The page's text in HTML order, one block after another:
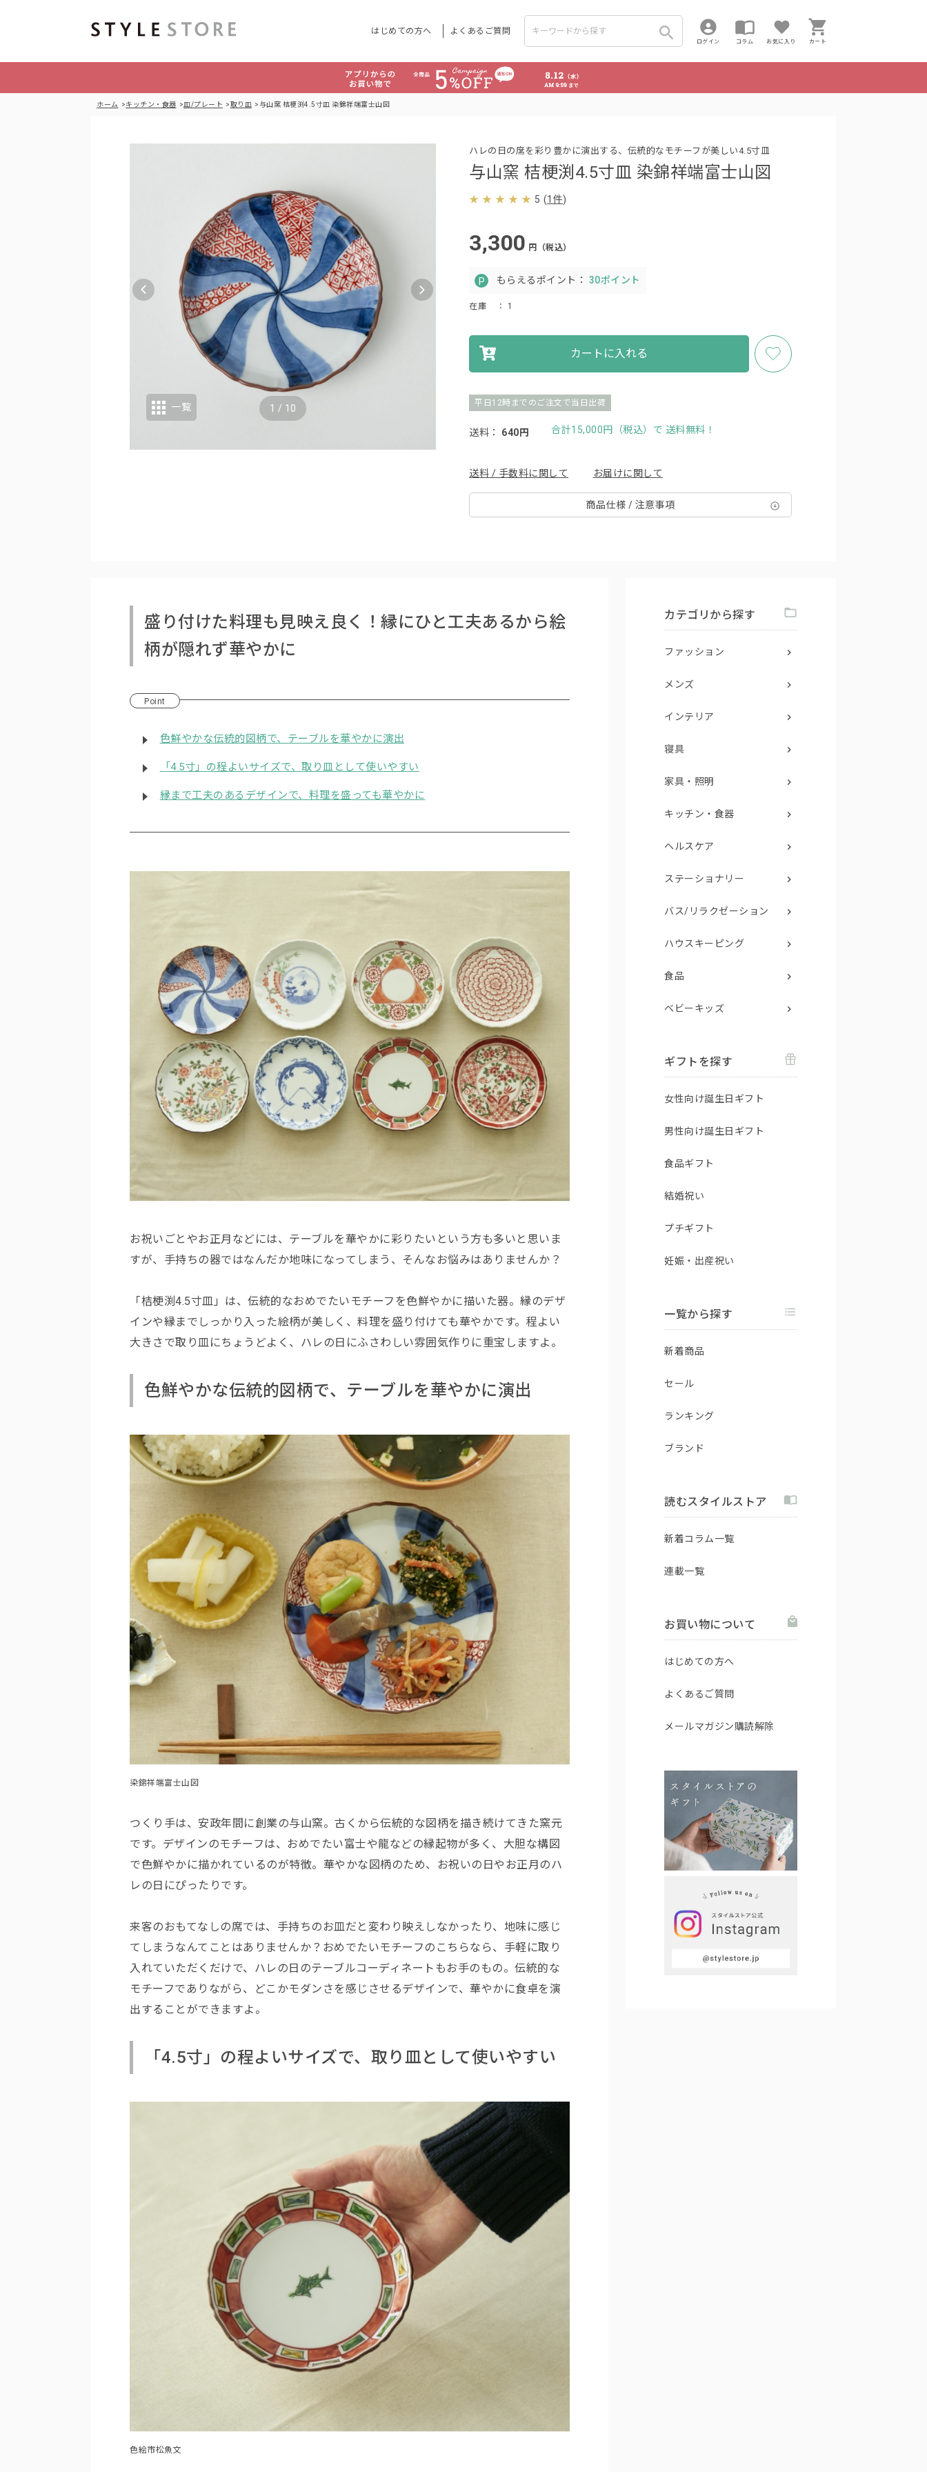
はじめての方へ よくあるご質問
ログイン コラム お気に入り カート
ホーム キッチン・食器 皿/プレート 取り皿 与山窯 桔梗渕4.5寸皿 染錦祥端富士山図
与山窯 桔梗渕4.5寸皿 染錦祥端富士山図
ハレの日の席を彩り豊かに演出する、伝統的なモチーフが美しい4.5寸皿
5 (1件)
3,300 円（税込）
もらえるポイント： 30ポイント
在庫 ： 1
カートに入れる
平日12時までのご注文で当日出荷
送料： 640円 合計15,000円（税込）で 送料無料！
送料 / 手数料に関して お届けに関して
商品仕様 / 注意事項
1 / 10
一覧
盛り付けた料理も見映え良く！縁にひと工夫あるから絵
柄が隠れず華やかに
Point
色鮮やかな伝統的図柄で、テーブルを華やかに演出
「4.5寸」の程よいサイズで、取り皿として使いやすい
縁まで工夫のあるデザインで、料理を盛っても華やかに
お祝いごとやお正月などには、テーブルを華やかに彩りたいという方も多いと思いま
すが、手持ちの器ではなんだか地味になってしまう、そんなお悩みはありませんか？
「桔梗渕4.5寸皿」は、伝統的なおめでたいモチーフを色鮮やかに描いた器。縁のデザ
インや縁までしっかり入った絵柄が美しく、料理を盛り付けても華やかです。程よい
大きさで取り皿にちょうどよく、ハレの日にふさわしい雰囲気作りに重宝しますよ。
色鮮やかな伝統的図柄で、テーブルを華やかに演出
染錦祥端富士山図
つくり手は、安政年間に創業の与山窯。古くから伝統的な図柄を描き続けてきた窯元
です。デザインのモチーフは、おめでたい富士や龍などの縁起物が多く、大胆な構図
で色鮮やかに描かれているのが特徴。華やかな図柄のため、お祝いの日やお正月のハ
レの日にぴったりです。
来客のおもてなしの席では、手持ちのお皿だと変わり映えしなかったり、地味に感じ
てしまうなんてことはありませんか？おめでたいモチーフのこちらなら、手軽に取り
入れていただくだけで、ハレの日のテーブルコーディネートもお手のもの。伝統的な
モチーフでありながら、どこかモダンさを感じさせるデザインで、華やかに食卓を演
出することができますよ。
「4.5寸」の程よいサイズで、取り皿として使いやすい
色絵市松魚文
カテゴリから探す
ファッション
メンズ
インテリア
寝具
家具・照明
キッチン・食器
ヘルスケア
ステーショナリー
バス/リラクゼーション
ハウスキーピング
食品
ベビーキッズ
ギフトを探す
女性向け誕生日ギフト
男性向け誕生日ギフト
食品ギフト
結婚祝い
プチギフト
妊娠・出産祝い
一覧から探す
新着商品
セール
ランキング
ブランド
読むスタイルストア
新着コラム一覧
連載一覧
お買い物について
はじめての方へ
よくあるご質問
メールマガジン購読解除